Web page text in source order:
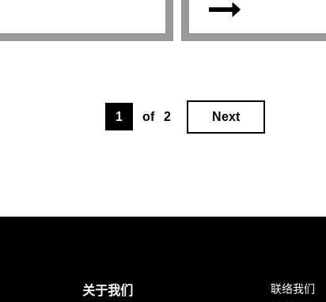
1 of 2 Next
关于我们
联络我们